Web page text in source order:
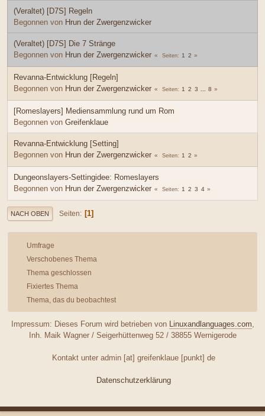
(Veraltet) [D7S] Regeln
Begonnen von Hrun der Zwergenzwicker
(Veraltet) [D7S] Die 7 Stränge
Begonnen von Hrun der Zwergenzwicker Seiten 1 2
Revanna-Entwicklung [Regeln]
Begonnen von Hrun der Zwergenzwicker Seiten 1 2 3 8
[Romeslayers] Mediensammlung rund um Rom
Begonnen von Greifenklaue
Revanna-Entwicklung [Setting]
Begonnen von Hrun der Zwergenzwicker Seiten 1 2
Dungeonslayers-Settingidee: Romeslayers
Begonnen von Hrun der Zwergenzwicker Seiten 1 2 3 4
NACH OBEN Seiten 1
Umfrage
Verschobenes Thema
Thema geschlossen
Fixiertes Thema
Thema, das du beobachtest
Impressum: Dieses Forum wird betrieben von Linuxandlanguages.com,
Inh. Maik Wagner / Seigerhüttenweg 52 / 38855 Wernigerode
Kontakt unter admin [at] greifenklaue [punkt] de
Datenschutzerklärung